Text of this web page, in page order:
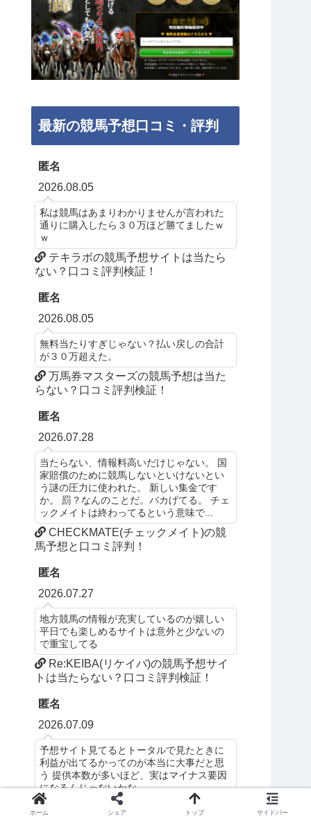
最新の競馬予想口コミ・評判
匿名
2026.08.05
私は競馬はあまりわかりませんが言われた
通りに購入したら３０万ほど勝てましたｗ
ｗ
テキラボの競馬予想サイトは当たら
ない？口コミ評判検証！
匿名
2026.08.05
無料当たりすぎじゃない？払い戻しの合計
が３０万超えた。
万馬券マスターズの競馬予想は当た
らない？口コミ評判検証！
匿名
2026.07.28
当たらない、情報料高いだけじゃない。 国
家賠償のために競馬しないといけないとい
う謎の圧力に使われた。 新しい集金です
か。 罰？なんのことだ。バカげてる。 チェ
ックメイトは終わってるという意味で...
CHECKMATE(チェックメイト)の競
馬予想と口コミ評判！
匿名
2026.07.27
地方競馬の情報が充実しているのが嬉しい
平日でも楽しめるサイトは意外と少ないの
で重宝してる
Re:KEIBA(リケイバ)の競馬予想サイ
トは当たらない？口コミ評判検証！
匿名
2026.07.09
予想サイト見てるとトータルで見たときに
利益が出てるかってのが本当に大事だと思
う 提供本数が多いほど、実はマイナス要因
になるんじゃないかな
ウマくるの競馬予想サイトは当たら
ホーム シェア トップ サイドバー